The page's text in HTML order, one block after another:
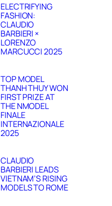
ELECTRIFYING
FASHION:
CLAUDIO
BARBIERI ×
LORENZO
MARCUCCI 2025
TOP MODEL
THANH THUY WON
FIRST PRIZE AT
THE NMODEL
FINALE
INTERNAZIONALE
2025
CLAUDIO
BARBIERI LEADS
VIETNAM’S RISING
MODELS TO ROME